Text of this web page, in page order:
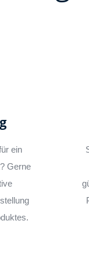
ein
Gerne